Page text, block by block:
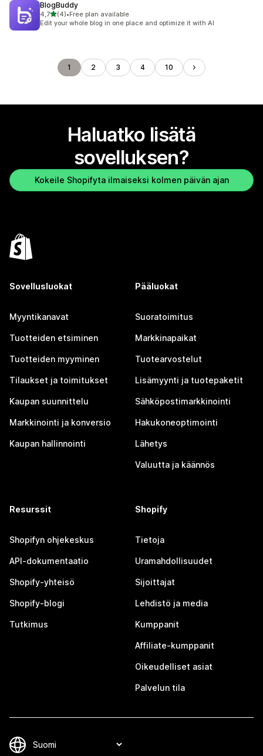
BlogBuddy
4,7/ 5 tähteä
(4)
4 arvostelua yhteensä
•Free plan available
Edit your whole blog in one place and optimize it with AI
1 2 3 4 10
Haluatko lisätä
sovelluksen?
Kokeile Shopifyta ilmaiseksi kolmen päivän ajan
Sovellusluokat
Myyntikanavat
Tuotteiden etsiminen
Tuotteiden myyminen
Tilaukset ja toimitukset
Kaupan suunnittelu
Markkinointi ja konversio
Kaupan hallinnointi
Pääluokat
Suoratoimitus
Markkinapaikat
Tuotearvostelut
Lisämyynti ja tuotepaketit
Sähköpostimarkkinointi
Hakukoneoptimointi
Lähetys
Valuutta ja käännös
Resurssit
Shopifyn ohjekeskus
API-dokumentaatio
Shopify-yhteisö
Shopify-blogi
Tutkimus
Shopify
Tietoja
Uramahdollisuudet
Sijoittajat
Lehdistö ja media
Kumppanit
Affiliate-kumppanit
Oikeudelliset asiat
Palvelun tila